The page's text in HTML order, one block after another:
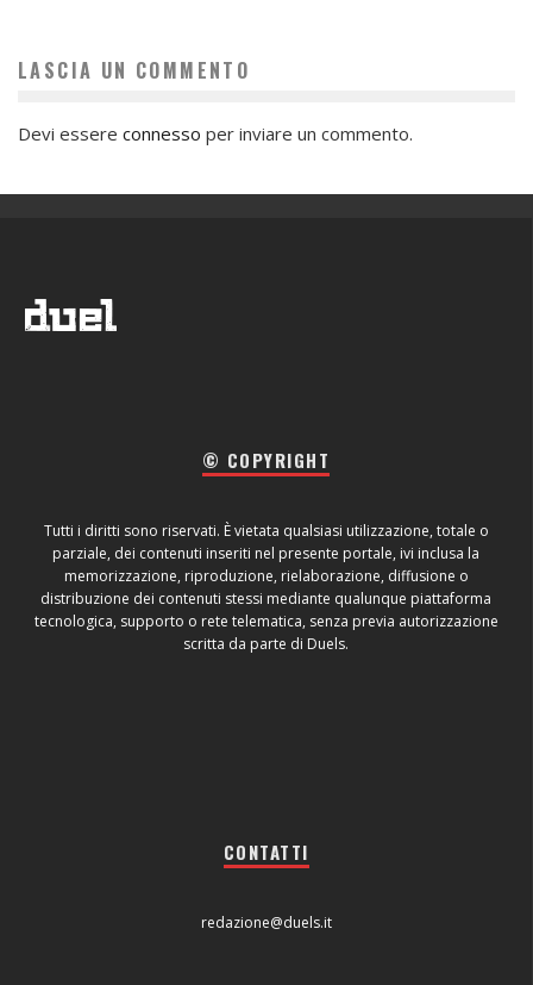
LASCIA UN COMMENTO
Devi essere connesso per inviare un commento.
© COPYRIGHT
Tutti i diritti sono riservati. È vietata qualsiasi utilizzazione, totale o
parziale, dei contenuti inseriti nel presente portale, ivi inclusa la
memorizzazione, riproduzione, rielaborazione, diffusione o
distribuzione dei contenuti stessi mediante qualunque piattaforma
tecnologica, supporto o rete telematica, senza previa autorizzazione
scritta da parte di Duels.
CONTATTI
redazione@duels.it